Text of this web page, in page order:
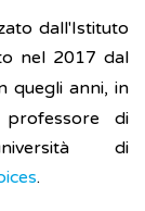
dall'Istituto
nel 2017 dal
quegli anni, in
di
di
.